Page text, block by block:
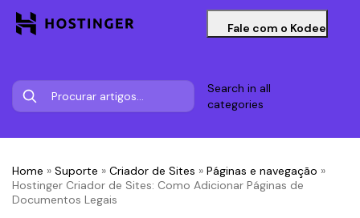
Fale com o Kodee
Search in all
categories
Home » Suporte » Criador de Sites » Páginas e navegação »
Hostinger Criador de Sites: Como Adicionar Páginas de
Documentos Legais